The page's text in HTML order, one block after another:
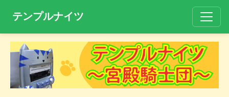
テンプルナイツ